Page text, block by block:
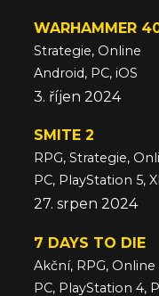
WARHAMMER
Strategie, Online
Android, PC, iOS
3. říjen 2024
SMITE 2
RPG, Strategie,
PC, PlayStation 5,
27. srpen 2024
7 DAYS TO DIE
Akční, RPG, Online
PC, PlayStation 4,